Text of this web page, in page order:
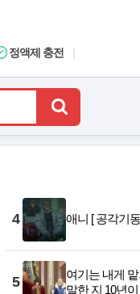
정액제 충전 |
4 애니 [ 공각기
5
여기는 내게
말한 지 10년